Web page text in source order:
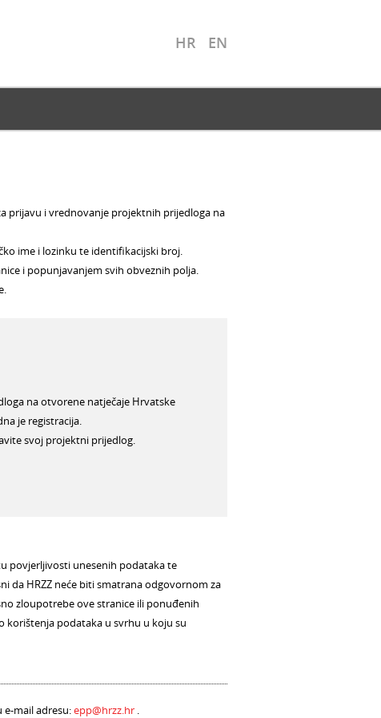
HR EN
prijavu i vrednovanje projektnih prijedloga na
ime i lozinku te identifikacijski broj.
i popunjavanjem svih obveznih polja.
na otvorene natječaje Hrvatske
je registracija.
svoj projektni prijedlog.
povjerljivosti unesenih podataka te
da HRZZ neće biti smatrana odgovornom za
zloupotrebe ove stranice ili ponuđenih
korištenja podataka u svrhu u koju su
mail adresu:epp@hrzz.hr .